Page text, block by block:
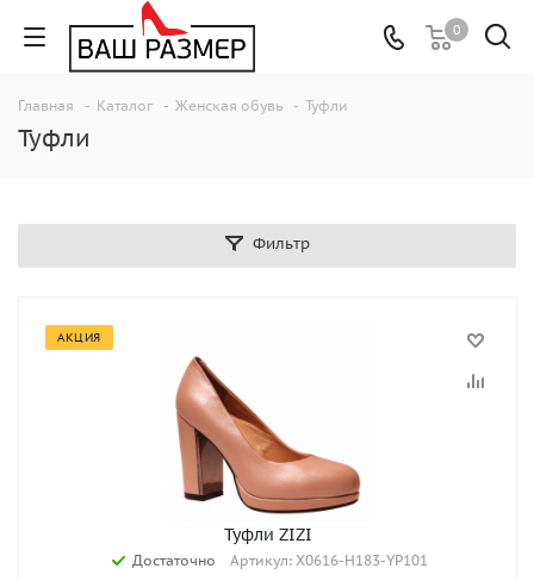
0
Главная - Каталог - Женская обувь - Туфли
Туфли
Фильтр
АКЦИЯ
Туфли ZIZI
Достаточно Артикул: X0616-H183-YP101